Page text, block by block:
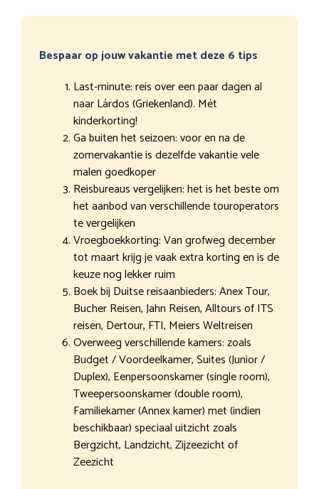
Bespaar op jouw vakantie met deze 6 tips
Last-minute: reis over een paar dagen al
naar Lárdos (Griekenland). Mét
kinderkorting!
Ga buiten het seizoen: voor en na de
zomervakantie is dezelfde vakantie vele
malen goedkoper
Reisbureaus vergelijken: het is het beste om
het aanbod van verschillende touroperators
te vergelijken
Vroegboekkorting: Van grofweg december
tot maart krijg je vaak extra korting en is de
keuze nog lekker ruim
Boek bij Duitse reisaanbieders: Anex Tour,
Bucher Reisen, Jahn Reisen, Alltours of ITS
reisen, Dertour, FTI, Meiers Weltreisen
Overweeg verschillende kamers: zoals
Budget / Voordeelkamer, Suites (Junior /
Duplex), Eenpersoonskamer (single room),
Tweepersoonskamer (double room),
Familiekamer (Annex kamer) met (indien
beschikbaar) speciaal uitzicht zoals
Bergzicht, Landzicht, Zijzeezicht of
Zeezicht